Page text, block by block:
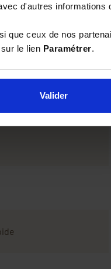
d'autres informations
que ceux de nos
le lien Paramétrer.
Valider